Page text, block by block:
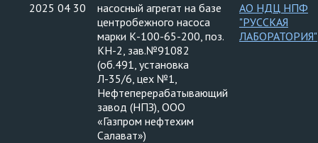
2025 04 30
насосный агрегат на базе
центробежного насоса
марки К-100-65-200, поз.
КН-2, зав.№91082
(об.491, установка
Л-35/6, цех №1,
Нефтеперерабатывающий
завод (НПЗ), ООО
«Газпром нефтехим
Салават»)
АО НДЦ НПФ
"РУССКАЯ
ЛАБОРАТОРИЯ"